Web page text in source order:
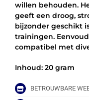
aantal
willen behouden.
geeft een droog,
bijzonder geschikt
trainingen.
compatibel met
Inhoud: 20 gram
BETROUWBARE